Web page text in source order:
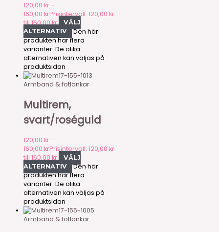
120,00 kr –
160,00 krPrisintervall: 120,00 kr
till 160,00 kr
VÄLJ
ALTERNATIV
Den här
produkten har flera
varianter. De olika
alternativen kan väljas på
produktsidan
17-155-1013
Armband & fotlänkar
Multirem,
svart/roséguld
120,00 kr –
160,00 krPrisintervall: 120,00 kr
till 160,00 kr
VÄLJ
ALTERNATIV
Den här
produkten har flera
varianter. De olika
alternativen kan väljas på
produktsidan
17-155-1005
Armband & fotlänkar